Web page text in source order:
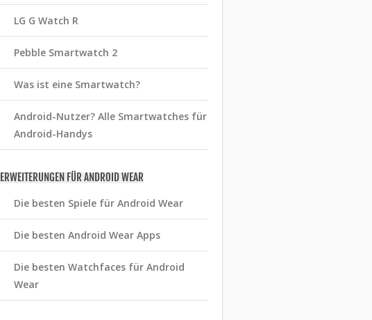
LG G Watch R
Pebble Smartwatch 2
Was ist eine Smartwatch?
Android-Nutzer? Alle Smartwatches für
Android-Handys
ERWEITERUNGEN FÜR ANDROID WEAR
Die besten Spiele für Android Wear
Die besten Android Wear Apps
Die besten Watchfaces für Android
Wear